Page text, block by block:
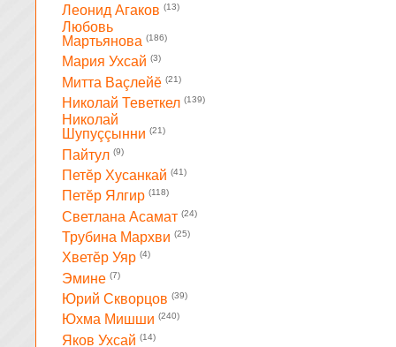
Леонид Агаков (13)
Любовь
Мартьянова (186)
Мария Ухсай (3)
Митта Ваçлейĕ (21)
Николай Теветкел (139)
Николай
Шупуççынни (21)
Пайтул (9)
Петĕр Хусанкай (41)
Петĕр Ялгир (118)
Светлана Асамат (24)
Трубина Мархви (25)
Хветĕр Уяр (4)
Эмине (7)
Юрий Скворцов (39)
Юхма Мишши (240)
Яков Ухсай (14)